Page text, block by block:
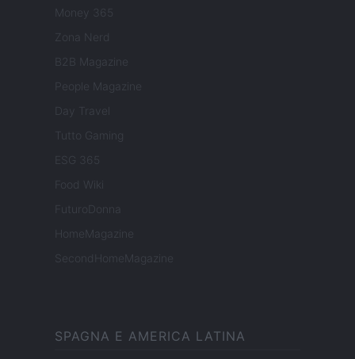
Money 365
Zona Nerd
B2B Magazine
People Magazine
Day Travel
Tutto Gaming
ESG 365
Food Wiki
FuturoDonna
HomeMagazine
SecondHomeMagazine
SPAGNA E AMERICA LATINA